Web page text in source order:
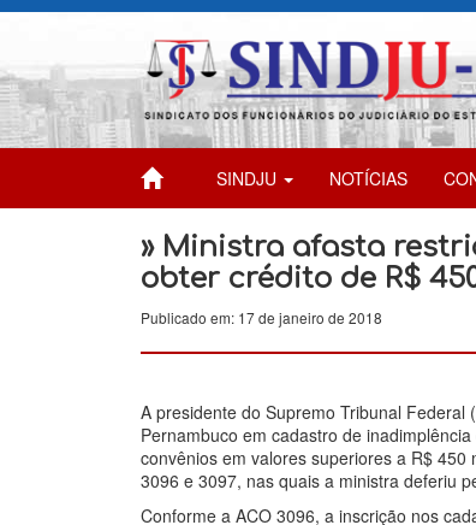
SINDJU NOTÍCIAS
» Ministra afasta
obter crédito de R$
Publicado em: 17 de janeiro de 2018
A presidente do Supremo Tribunal
Pernambuco em cadastro de
convênios em valores superiores a R$
3096 e 3097, nas quais a ministra deferiu
Conforme a ACO 3096, a inscrição nos